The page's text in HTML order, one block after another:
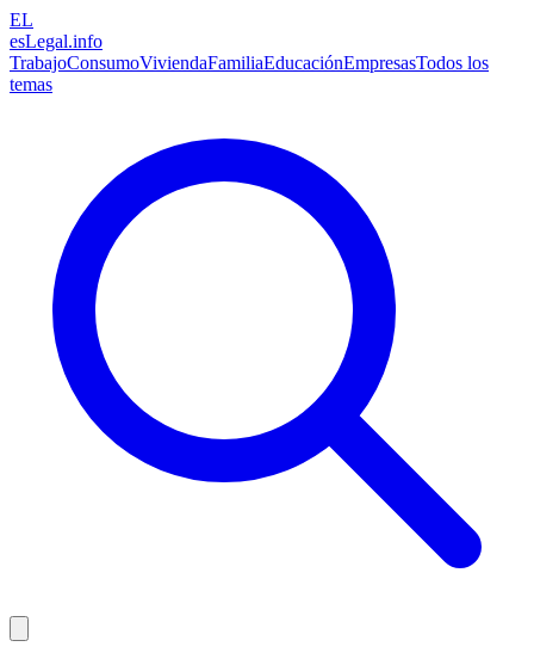
EL
esLegal.info
TrabajoConsumoViviendaFamiliaEducaciónEmpresasTodos los
temas